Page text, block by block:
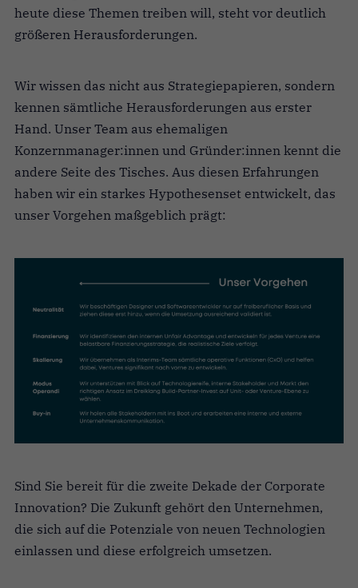
heute diese Themen treiben will, steht vor deutlich
größeren Herausforderungen.
Wir wissen das nicht aus Strategiepapieren, sondern
kennen sämtliche Herausforderungen aus erster
Hand. Unser Team aus ehemaligen
Konzernmanager:innen und Gründer:innen kennt die
andere Seite des Tisches. Aus diesen Erfahrungen
haben wir ein starkes Hypothesenset entwickelt, das
unser Vorgehen maßgeblich prägt:
Sind Sie bereit für die zweite Dekade der Corporate
Innovation? Die Zukunft gehört den Unternehmen,
die sich auf die Potenziale von neuen Technologien
einlassen und diese erfolgreich umsetzen.